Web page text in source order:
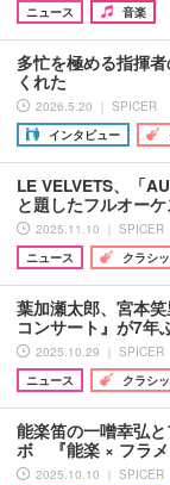
ニュース 音楽
多忙を極める指揮
くれた
2026.5.20 ｜ SPICER
インタビュー
LE VELVETS、「
と題したフルオー
2025.11.10 ｜ SPICER
ニュース
クラシ
葉加瀬太郎、宮本
コンサート』が7年
2025.10.29 ｜ SPICER
ニュース
クラシ
能楽笛の一噌幸弘
ボ 『能楽 × フラ
2025.10.10 ｜ SPICER